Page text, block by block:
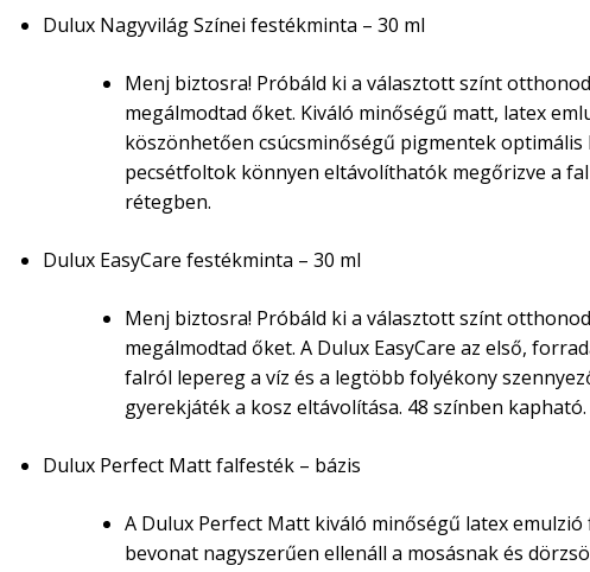
Dulux Nagyvilág Színei festékminta – 30 ml
Menj biztosra! Próbáld ki a választott színt
megálmodtad őket. Kiváló minőségű matt, latex
köszönhetően csúcsminőségű pigmentek
pecsétfoltok könnyen eltávolíthatók megőrizve a
rétegben.
Dulux EasyCare festékminta – 30 ml
Menj biztosra! Próbáld ki a választott színt
megálmodtad őket. A Dulux EasyCare az első,
falról lepereg a víz és a legtöbb folyékony
gyerekjáték a kosz eltávolítása. 48 színben
Dulux Perfect Matt falfesték – bázis
A Dulux Perfect Matt kiváló minőségű latex
bevonat nagyszerűen ellenáll a mosásnak és